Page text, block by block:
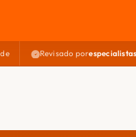
Revisado por